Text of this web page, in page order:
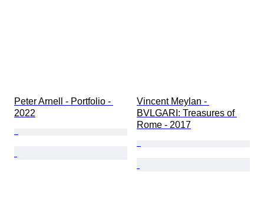
Peter Arnell - Portfolio -
2022
Vincent Meylan -
BVLGARI: Treasures of
Rome - 2017